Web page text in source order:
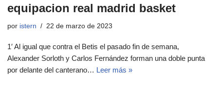
equipacion real madrid basket
por istern 22 de marzo de 2023
1′ Al igual que contra el Betis el pasado fin de semana,
Alexander Sorloth y Carlos Fernández forman una doble punta
por delante del canterano… Leer más »